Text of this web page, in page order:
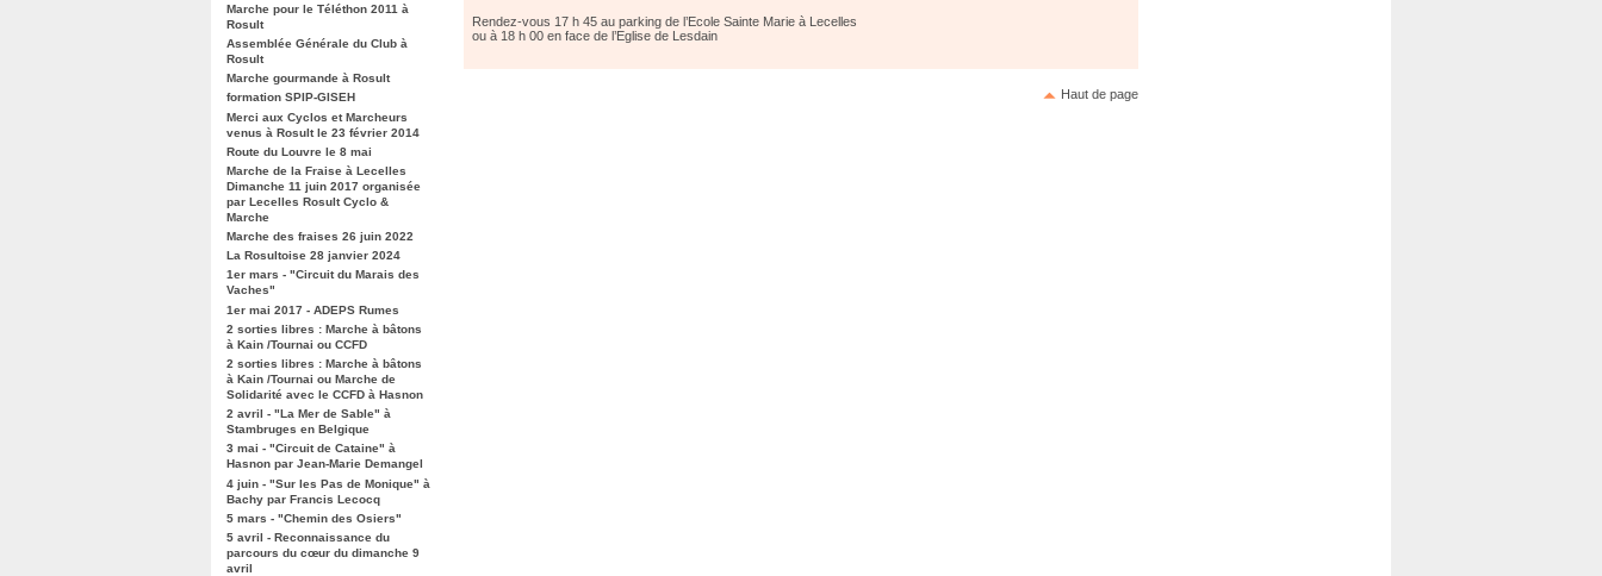
Marche pour le Téléthon 2011 à
Rosult
Assemblée Générale du Club à
Rosult
Marche gourmande à Rosult
formation SPIP-GISEH
Merci aux Cyclos et Marcheurs
venus à Rosult le 23 février 2014
Route du Louvre le 8 mai
Marche de la Fraise à Lecelles
Dimanche 11 juin 2017 organisée
par Lecelles Rosult Cyclo &
Marche
Marche des fraises 26 juin 2022
La Rosultoise 28 janvier 2024
1er mars - "Circuit du Marais des
Vaches"
1er mai 2017 - ADEPS Rumes
2 sorties libres : Marche à bâtons
à Kain /Tournai ou CCFD
2 sorties libres : Marche à bâtons
à Kain /Tournai ou Marche de
Solidarité avec le CCFD à Hasnon
2 avril - "La Mer de Sable" à
Stambruges en Belgique
3 mai - "Circuit de Cataine" à
Hasnon par Jean-Marie Demangel
4 juin - "Sur les Pas de Monique" à
Bachy par Francis Lecocq
5 mars - "Chemin des Osiers"
5 avril - Reconnaissance du
parcours du cœur du dimanche 9
avril
Rendez-vous 17 h 45 au parking de l’Ecole Sainte Marie à Lecelles
ou à 18 h 00 en face de l’Eglise de Lesdain
Haut de page